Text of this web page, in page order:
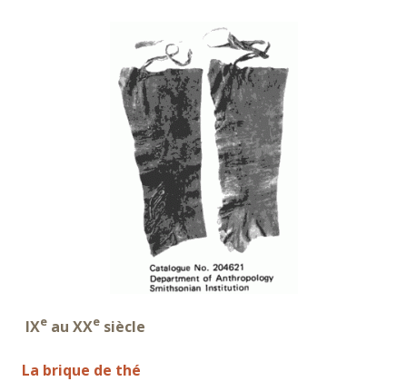
IXe au XXe siècle
La brique de thé